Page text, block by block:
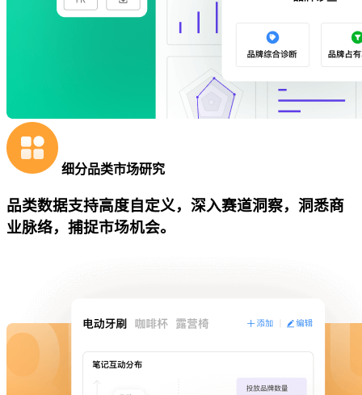
细分品类市场研究
品类数据支持高度自定义，深入赛道洞察，洞悉商
业脉络，捕捉市场机会。